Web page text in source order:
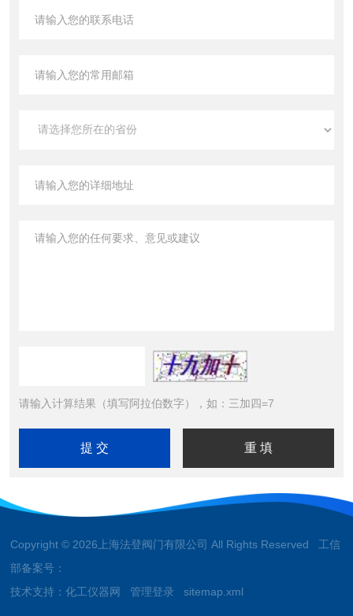
请输入计算结果（填写阿拉伯数字），如：三加四=7
Copyright © 2026上海法登阀门有限公司 All Rights Reserved 工信
部备案号：
技术支持：化工仪器网 管理登录 sitemap.xml